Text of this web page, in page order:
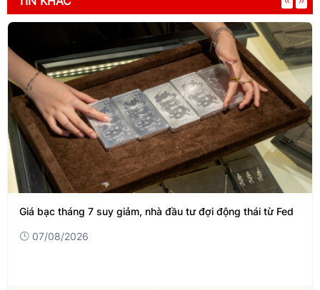
Giá bạc tháng 7 suy giảm, nhà đầu tư đợi động thái từ Fed
07/08/2026